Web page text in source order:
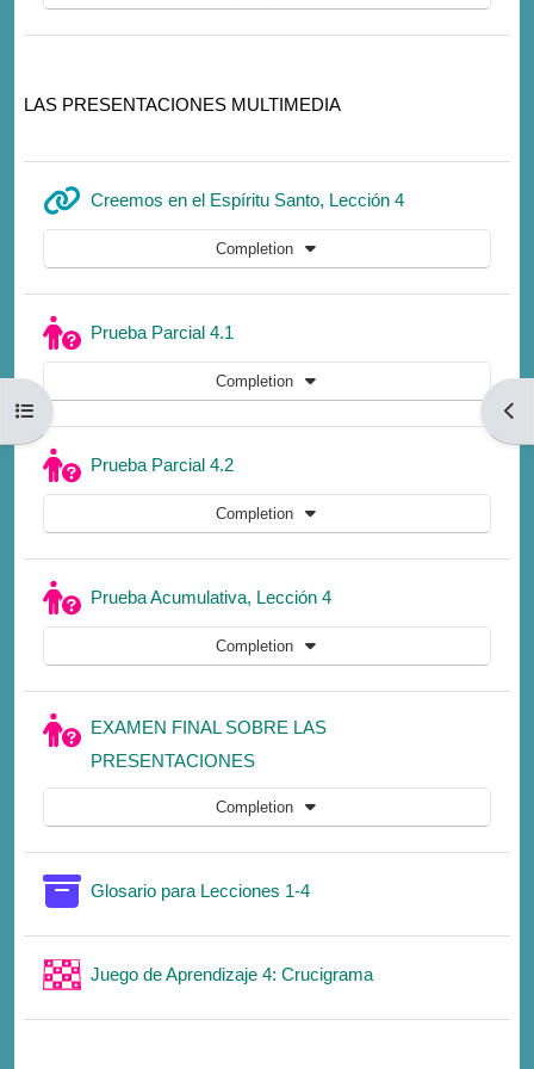
Open course index
LAS PRESENTACIONES MULTIMEDIA
Creemos en el Espíritu Santo, Lección 4URL
Completion
Prueba Parcial 4.1
Completion
Prueba Parcial 4.2Quiz
Completion
Prueba Acumulativa, Lección 4Quiz
Completion
EXAMEN FINAL SOBRE LAS
PRESENTACIONESQuiz
Completion
Glosario para Lecciones 1-4Glossary
Juego de Aprendizaje 4: CrucigramaGame